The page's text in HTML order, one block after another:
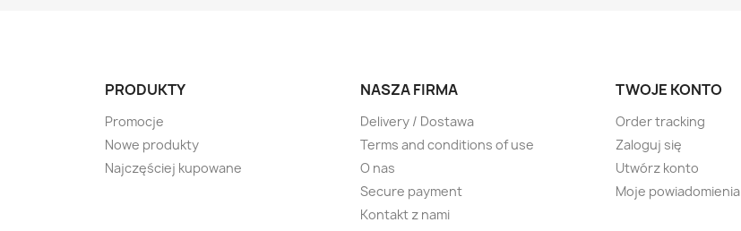
PRODUKTY
Promocje
Nowe produkty
Najczęściej kupowane
NASZA FIRMA
Delivery / Dostawa
Terms and conditions of use
O nas
Secure payment
Kontakt z nami
TWOJE KONTO
Order tracking
Zaloguj się
Utwórz konto
Moje powiadomienia